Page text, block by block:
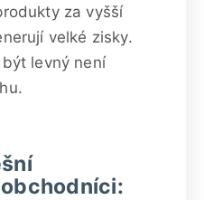
za vyšší
velké zisky.
levný není